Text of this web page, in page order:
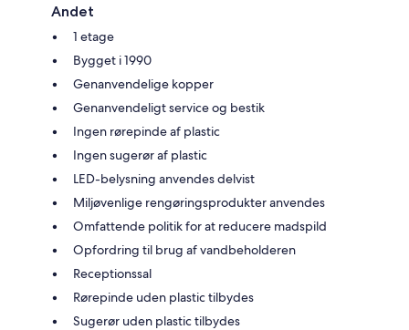
Andet
1 etage
Bygget i 1990
Genanvendelige kopper
Genanvendeligt service og bestik
Ingen rørepinde af plastic
Ingen sugerør af plastic
LED-belysning anvendes delvist
Miljøvenlige rengøringsprodukter anvendes
Omfattende politik for at reducere madspild
Opfordring til brug af vandbeholderen
Receptionssal
Rørepinde uden plastic tilbydes
Sugerør uden plastic tilbydes